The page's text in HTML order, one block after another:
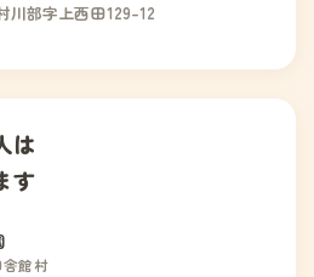
川部字上西田129-12
は
す
舎館村